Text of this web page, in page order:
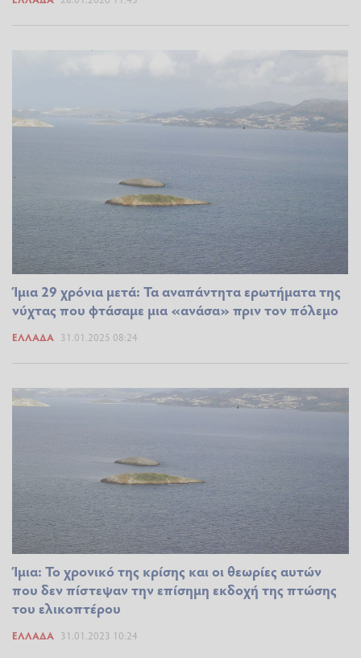
Ίμια 29 χρόνια μετά: Τα αναπάντητα ερωτήματα της
νύχτας που φτάσαμε μια «ανάσα» πριν τον πόλεμο
ΕΛΛΆΔΑ 31.01.2025 08:24
Ίμια: Το χρονικό της κρίσης και οι θεωρίες αυτών
που δεν πίστεψαν την επίσημη εκδοχή της πτώσης
του ελικοπτέρου
ΕΛΛΆΔΑ 31.01.2023 10:24